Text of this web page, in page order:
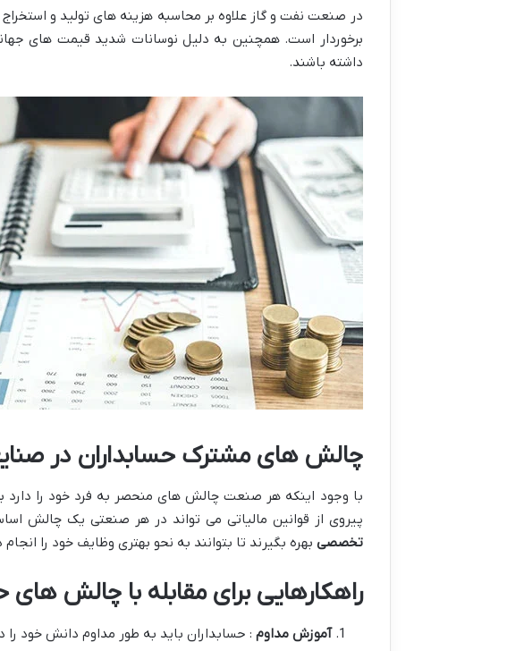
در صنعت نفت و گاز علاوه بر محاسبه هزینه های تولید و
برخوردار است. همچنین به دلیل نوسانات شدید قیمت های
داشته باشند.
چالش های مشترک حسابداران در
با وجود اینکه هر صنعت چالش های منحصر به فرد خود را
پیروی از قوانین مالیاتی می تواند در هر صنعتی یک چالش
تخصصی بهره بگیرند تا بتوانند به نحو بهتری وظایف خود را
راهکارهایی برای مقابله با چالش
آموزش مداوم : حسابداران باید به طور مداوم دانش خود